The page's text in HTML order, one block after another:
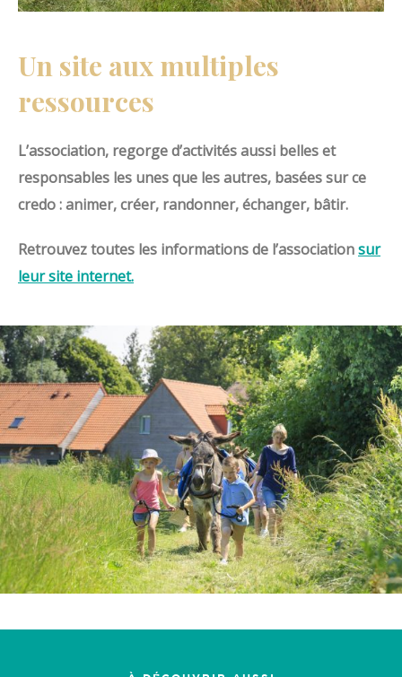
Un site aux multiples
ressources
L’association, regorge d’activités aussi belles et
responsables les unes que les autres, basées sur ce
credo : animer, créer, randonner, échanger, bâtir.
Retrouvez toutes les informations de l’associationsur
leur site internet.